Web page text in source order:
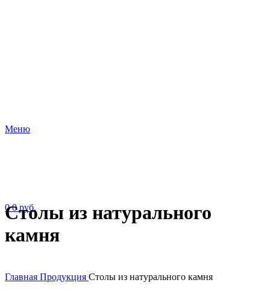
Меню
00руб.
Столы из натурального
камня
Главная Продукция Столы из натурального камня